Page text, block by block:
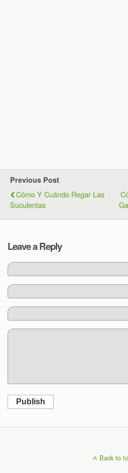
Previous Post
Cómo Y Cuándo Regar Las
Suculentas
Leave a Reply
Publish
Back to